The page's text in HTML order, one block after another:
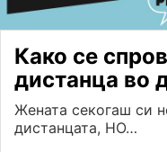
Како се
дистанца во
Жената секогаш си
дистанцата, НО…